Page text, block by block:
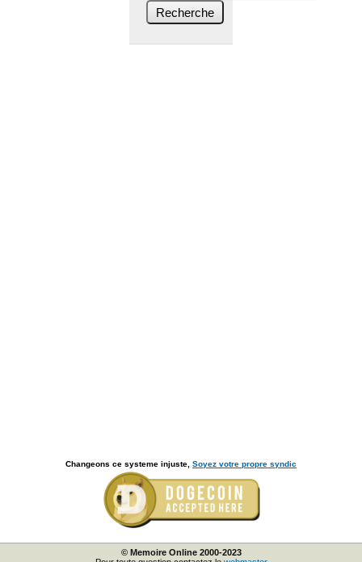
Changeons ce systeme injuste, Soyez votre propre syndic
© Memoire Online 2000-2023